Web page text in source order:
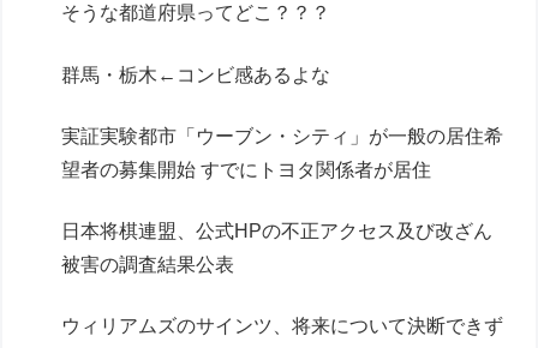
そうな都道府県ってどこ？？？
群馬・栃木←コンビ感あるよな
実証実験都市「ウーブン・シティ」が一般の居住希
望者の募集開始 すでにトヨタ関係者が居住
日本将棋連盟、公式HPの不正アクセス及び改ざん
被害の調査結果公表
ウィリアムズのサインツ、将来について決断できず